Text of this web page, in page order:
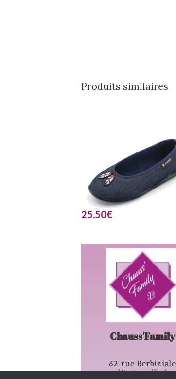
Produits similaires
25.50€
Chauss'Family
62 rue Berbiziale
(Centre ville)